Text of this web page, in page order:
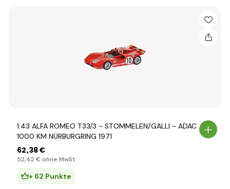
1:43 ALFA ROMEO T33/3 - STOMMELEN/GALLI - ADAC
1000 KM NÜRBURGRING 1971
62,38 €
52,42 € ohne MwSt
+ 62 Punkte